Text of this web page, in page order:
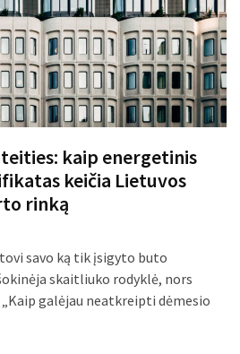
kaip energetinis
keičia Lietuvos
rinką
savo ką tik įsigyto buto
skaitliuko rodyklė, nors
galėjau neatkreipti dėmesio